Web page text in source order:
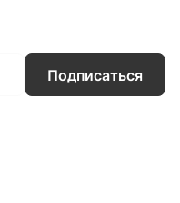
Подписаться